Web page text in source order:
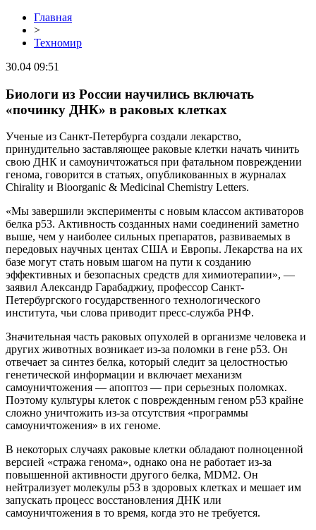
Главная
>
Техномир
30.04 09:51
Биологи из России научились включать
«починку ДНК» в раковых клетках
Ученые из Санкт-Петербурга создали лекарство,
принудительно заставляющее раковые клетки начать чинить
свою ДНК и самоуничтожаться при фатальном повреждении
генома, говорится в статьях, опубликованных в журналах
Chirality и Bioorganic & Medicinal Chemistry Letters.
«Мы завершили эксперименты с новым классом активаторов
белка р53. Активность созданных нами соединений заметно
выше, чем у наиболее сильных препаратов, развиваемых в
передовых научных центах США и Европы. Лекарства на их
базе могут стать новым шагом на пути к созданию
эффективных и безопасных средств для химиотерапии», —
заявил Александр Гарабаджиу, профессор Санкт-
Петербургского государственного технологического
института, чьи слова приводит пресс-служба РНФ.
Значительная часть раковых опухолей в организме человека и
других животных возникает из-за поломки в гене p53. Он
отвечает за синтез белка, который следит за целостностью
генетической информации и включает механизм
самоуничтожения — апоптоз — при серьезных поломках.
Поэтому культуры клеток с поврежденным геном p53 крайне
сложно уничтожить из-за отсутствия «программы
самоуничтожения» в их геноме.
В некоторых случаях раковые клетки обладают полноценной
версией «стража генома», однако она не работает из-за
повышенной активности другого белка, MDM2. Он
нейтрализует молекулы p53 в здоровых клетках и мешает им
запускать процесс восстановления ДНК или
самоуничтожения в то время, когда это не требуется.